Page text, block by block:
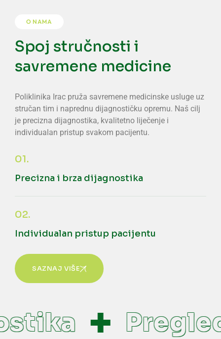
O NAMA
Spoj stručnosti i
savremene medicine
Poliklinika Irac pruža savremene medicinske usluge uz
stručan tim i naprednu dijagnostičku opremu. Naš cilj
je precizna dijagnostika, kvalitetno liječenje i
individualan pristup svakom pacijentu.
01.
Precizna i brza dijagnostika
02.
Individualan pristup pacijentu
SAZNAJ VIŠE